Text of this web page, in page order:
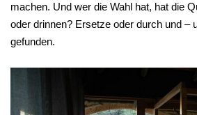
machen. Und wer die Wahl hat, hat die
oder drinnen? Ersetze oder durch und –
gefunden.